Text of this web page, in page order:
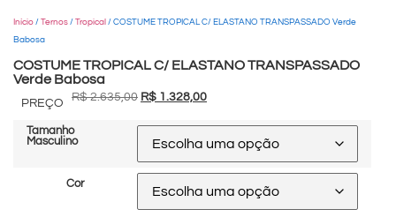
Início / Ternos / Tropical / COSTUME TROPICAL C/ ELASTANO TRANSPASSADO Verde
Babosa
COSTUME TROPICAL C/ ELASTANO TRANSPASSADO
Verde Babosa
PREÇO
R$2.635,00 R$ 1.328,00
Tamanho
Masculino
Cor